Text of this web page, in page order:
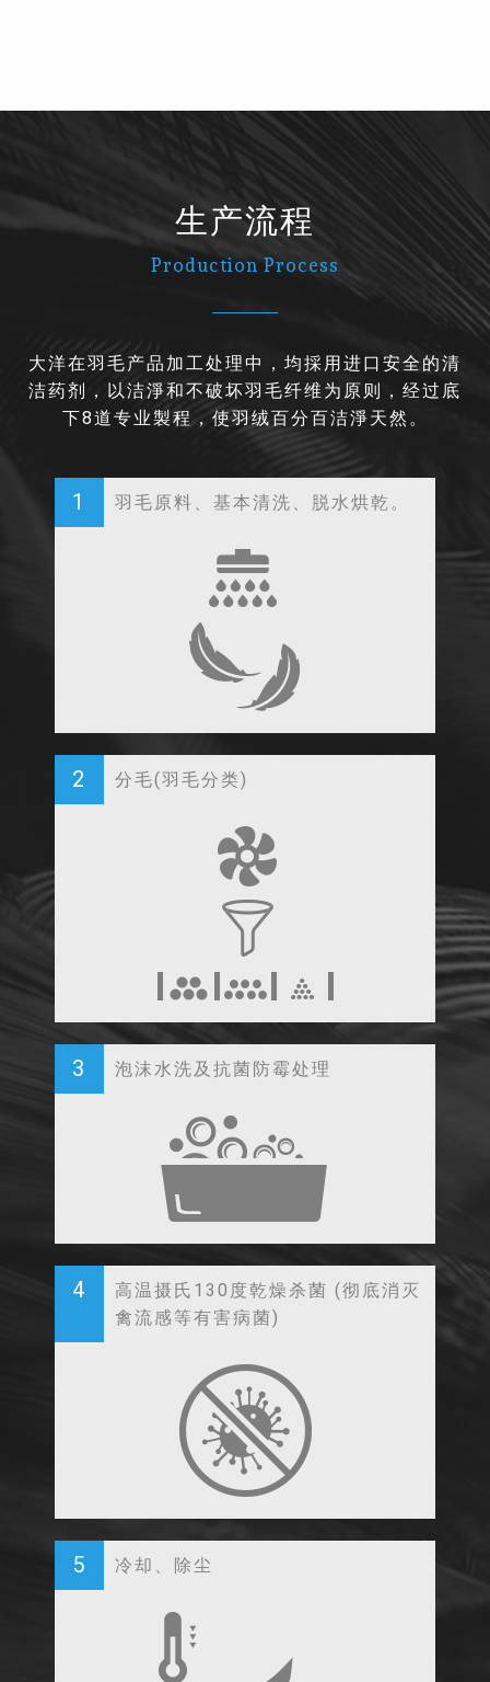
生产流程
Production Process
大洋在羽毛产品加工处理中，均採用进口安全的清
洁药剂，以洁淨和不破坏羽毛纤维为原则，经过底
下8道专业製程，使羽绒百分百洁淨天然。
1 羽毛原料、基本清洗、脱水烘乾。
2 分毛(羽毛分类)
3 泡沫水洗及抗菌防霉处理
5 冷却、除尘
4
高温摄氏130度乾燥杀菌 (彻底消灭
禽流感等有害病菌)